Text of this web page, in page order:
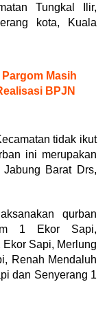
Tungkal Ilir,
kota, Kuala
Masih
BPJN
tidak ikut
ini merupakan
Barat Drs,
qurban
1 Ekor Sapi,
Sapi, Merlung
Renah Mendaluh
dan Senyerang 1